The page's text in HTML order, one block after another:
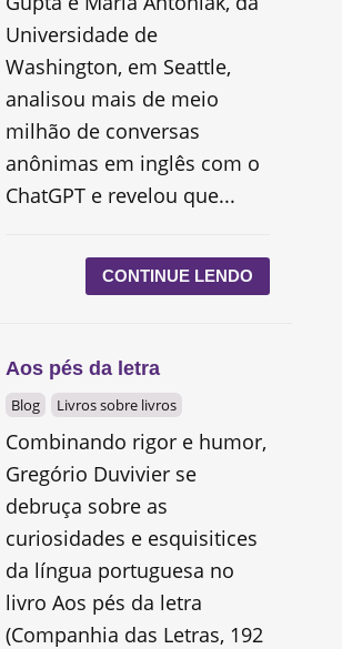
Universidade de
Washington, em Seattle,
analisou mais de meio
milhão de conversas
anônimas em inglês com o
ChatGPT e revelou que...
CONTINUE LENDO
Aos pés da letra
Blog Livros sobre livros
Combinando rigor e humor,
Gregório Duvivier se
debruça sobre as
curiosidades e esquisitices
da língua portuguesa no
livro Aos pés da letra
(Companhia das Letras, 192